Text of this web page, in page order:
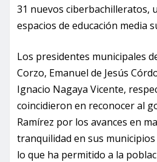
31 nuevos ciberbachilleratos,
espacios de educación media
Los presidentes municipales
Corzo, Emanuel de Jesús
Ignacio Nagaya Vicente,
coincidieron en reconocer al
Ramírez por los avances en
tranquilidad en sus
lo que ha permitido a la